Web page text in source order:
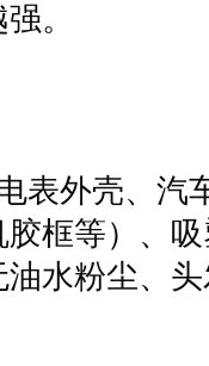
。
外壳、汽
框等）、
水粉尘、